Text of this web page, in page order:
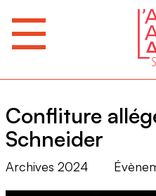
Confliture
Schneider
Archives 2024